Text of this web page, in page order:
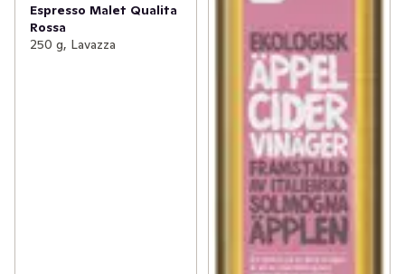
Espresso Malet Qualita
Rossa
250 g, Lavazza